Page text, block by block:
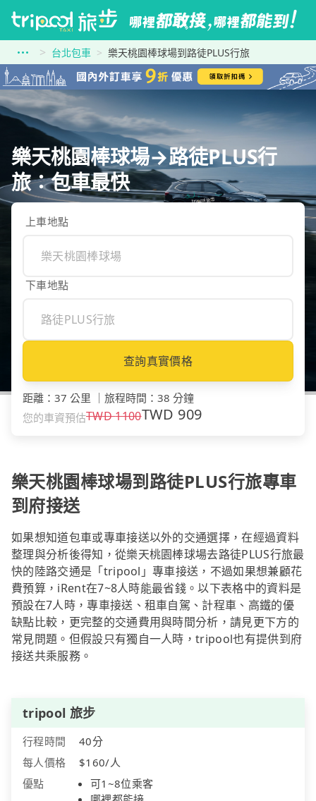
台北包車 樂天桃園棒球場到路徒PLUS行旅
樂天桃園棒球場→路徒PLUS行
旅：包車最快
上車地點
下車地點
查詢真實價格
距離 ： 37 公里 ｜ 旅程時間 ： 38 分鐘
您的車資預估TWD1100TWD 909
樂天桃園棒球場到路徒PLUS行旅專車
到府接送
如果想知道包車或專車接送以外的交通選擇，在經過資料
整理與分析後得知，從樂天桃園棒球場去路徒PLUS行旅最
快的陸路交通是「tripool」專車接送，不過如果想兼顧花
費預算，iRent在7~8人時能最省錢。以下表格中的資料是
預設在7人時，專車接送、租車自駕、計程車、高鐵的優
缺點比較，更完整的交通費用與時間分析，請見更下方的
常見問題。但假設只有獨自一人時，tripool也有提供到府
接送共乘服務。
tripool 旅步
行程時間
40分
每人價格
$160/人
優點
可1~8位乘客